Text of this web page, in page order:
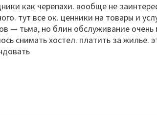
как черепахи. вообще не
тут все ок. ценники на товары и
— тьма, но блин обслуживание
снимать хостел. платить за жилье.